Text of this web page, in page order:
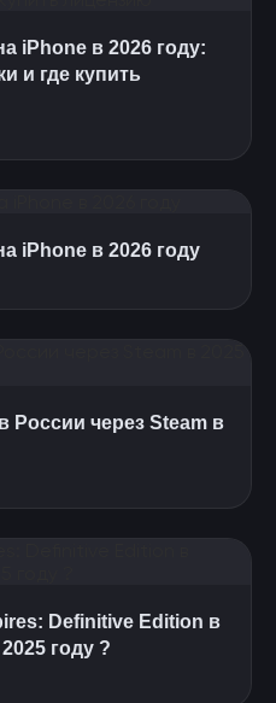
iPhone в 2026 году:
и где купить
iPhone в 2026 году
России через Steam в
Definitive Edition в
году ?